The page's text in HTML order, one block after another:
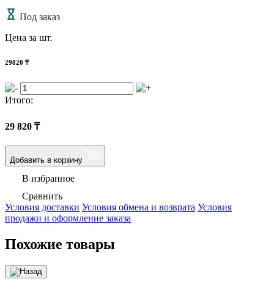
Под заказ
Цена за шт.
29820 ₸
Итого:
29 820 ₸
Добавить в корзину
В избранное
Сравнить
Условия доставки Условия обмена и возврата Условия
продажи и оформление заказа
Похожие товары